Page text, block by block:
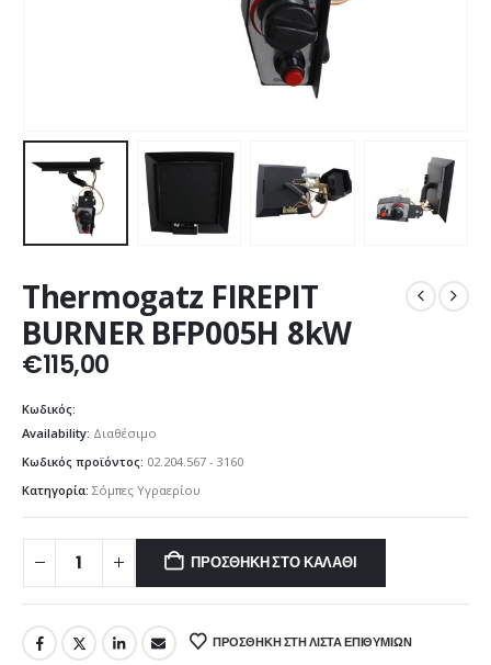
Thermogatz FIREPIT
BURNER BFP005H 8kW
€115,00
Κωδικός:
Availability: Διαθέσιμο
Κωδικός προϊόντος: 02.204.567 - 3160
Κατηγορία: Σόμπες Υγραερίου
ΠΡΟΣΘΉΚΗ ΣΤΟ ΚΑΛΆΘΙ
ΠΡΟΣΘΉΚΗ ΣΤΗ ΛΊΣΤΑ ΕΠΙΘΥΜΙΏΝ